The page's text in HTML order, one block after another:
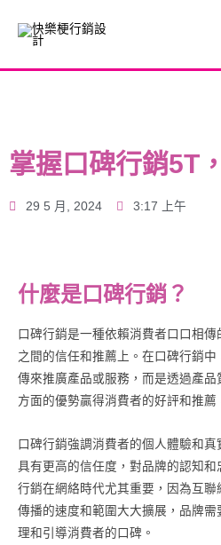
掌握口碑行銷5T
29 5 月, 2024 3:17 上午
什麼是口碑行銷？
口碑行銷是一種依賴消費者口口相
之間的信任和推薦上。在口碑行銷
傳來推廣產品或服務，而是透過產
方面的優勢贏得消費者的好評和推薦
口碑行銷強調消費者的個人體驗和
具有更高的信任度，對品牌的認知
行銷在網絡時代尤其重要，因為互
傳播的速度和範圍大大擴展，品牌
理和引導消費者的口碑。